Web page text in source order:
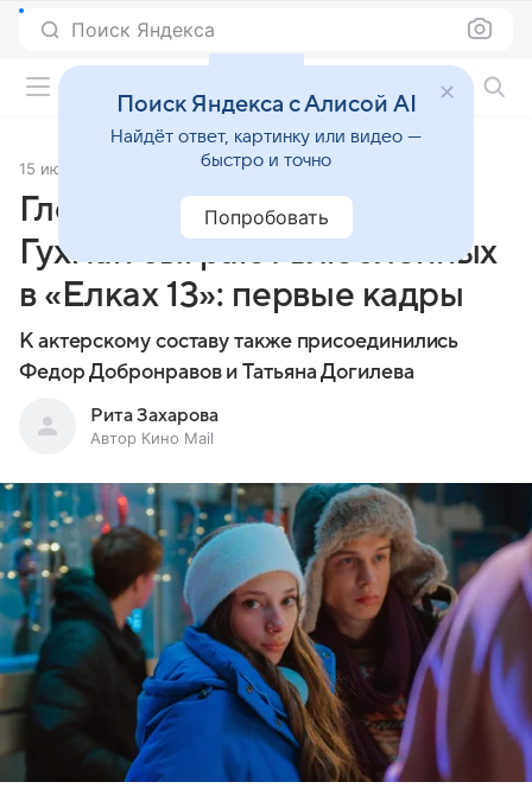
Поиск Яндекса
15 июня 2026 Источник:Кино Mail
Глеб Калюжный и Полина
Гухман сыграют влюбленных
в «Елках 13»: первые кадры
К актерскому составу также присоединились
Федор Добронравов и Татьяна Догилева
Рита Захарова
Автор Кино Mail
Поиск Яндекса с Алисой AI
Найдёт ответ, картинку или видео —
быстро и точно
Попробовать